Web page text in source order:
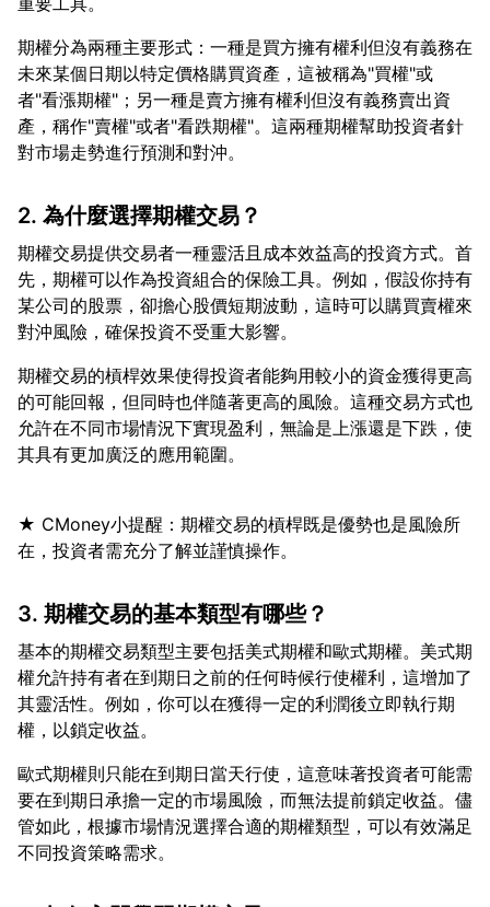
期權分為兩種主要形式：一種是買方擁有權利但沒有義務在
未來某個日期以特定價格購買資產，這被稱為"買權"或
者"看漲期權"；另一種是賣方擁有權利但沒有義務賣出資
產，稱作"賣權"或者"看跌期權"。這兩種期權幫助投資者針
2. 為什麼選擇期權交易？
期權交易提供交易者一種靈活且成本效益高的投資方式。首
先，期權可以作為投資組合的保險工具。例如，假設你持有
某公司的股票，卻擔心股價短期波動，這時可以購買賣權來
期權交易的槓桿效果使得投資者能夠用較小的資金獲得更高
的可能回報，但同時也伴隨著更高的風險。這種交易方式也
允許在不同市場情況下實現盈利，無論是上漲還是下跌，使
★ CMoney小提醒：期權交易的槓桿既是優勢也是風險所
3. 期權交易的基本類型有哪些？
基本的期權交易類型主要包括美式期權和歐式期權。美式期
權允許持有者在到期日之前的任何時候行使權利，這增加了
其靈活性。例如，你可以在獲得一定的利潤後立即執行期
歐式期權則只能在到期日當天行使，這意味著投資者可能需
要在到期日承擔一定的市場風險，而無法提前鎖定收益。儘
管如此，根據市場情況選擇合適的期權類型，可以有效滿足